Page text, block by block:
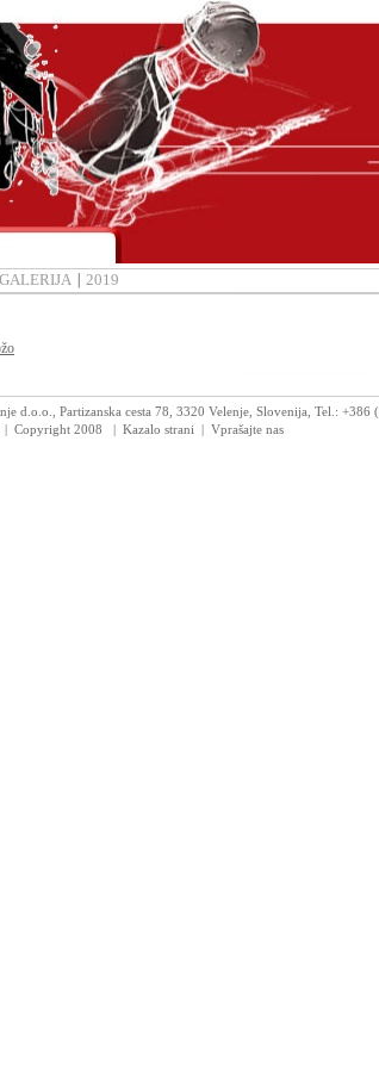
2019
d.o.o., Partizanska cesta 78, 3320 Velenje, Slovenija, Tel.:
Copyright 2008
| Kazalo strani | Vprašajte nas